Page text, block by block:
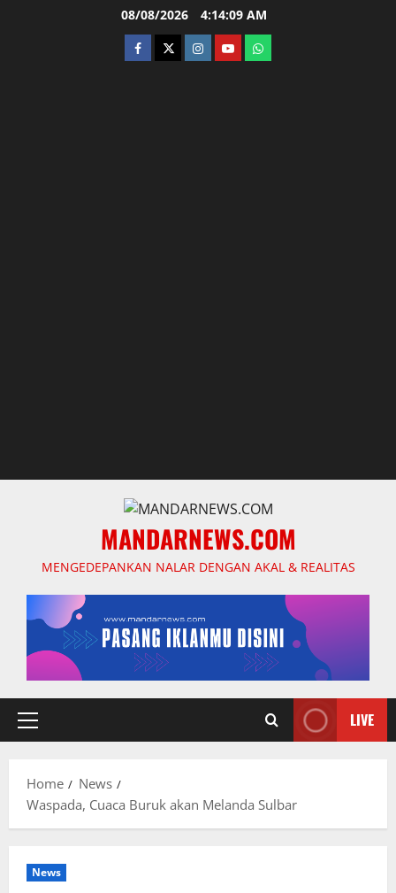
08/08/2026 4:14:10 AM
facebooktwitterinstagram.com
youtubewhatsapp
MANDARNEWS.COM
MENGEDEPANKAN NALAR DENGAN AKAL & REALITAS
Primary
LIVE
Home
News
Waspada, Cuaca Buruk akan Melanda Sulbar
News